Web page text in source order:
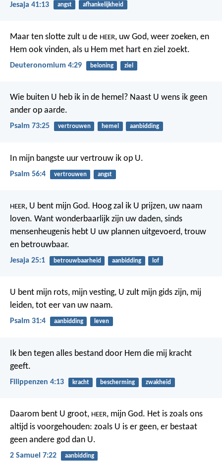
Jesaja 41:13 angst afhankelijkheid
Maar ten slotte zult u de HEER, uw God, weer zoeken, en
Hem ook vinden, als u Hem met hart en ziel zoekt.
Deuteronomium 4:29 beloning ziel
Wie buiten U heb ik in de hemel? Naast U wens ik geen
ander op aarde.
Psalm 73:25 vertrouwen hemel aanbidding
In mijn bangste uur vertrouw ik op U.
Psalm 56:4 vertrouwen angst
HEER, U bent mijn God. Hoog zal ik U prijzen, uw naam
loven. Want wonderbaarlijk zijn uw daden, sinds
mensenheugenis hebt U uw plannen uitgevoerd, trouw
en betrouwbaar.
Jesaja 25:1 betrouwbaarheid aanbidding lof
U bent mijn rots, mijn vesting, U zult mijn gids zijn, mij
leiden, tot eer van uw naam.
Psalm 31:4 aanbidding leven
Ik ben tegen alles bestand door Hem die mij kracht
geeft.
Filippenzen 4:13 kracht bescherming zwakheid
Daarom bent U groot, HEER, mijn God. Het is zoals ons
altijd is voorgehouden: zoals U is er geen, er bestaat
geen andere god dan U.
2 Samuel 7:22 aanbidding